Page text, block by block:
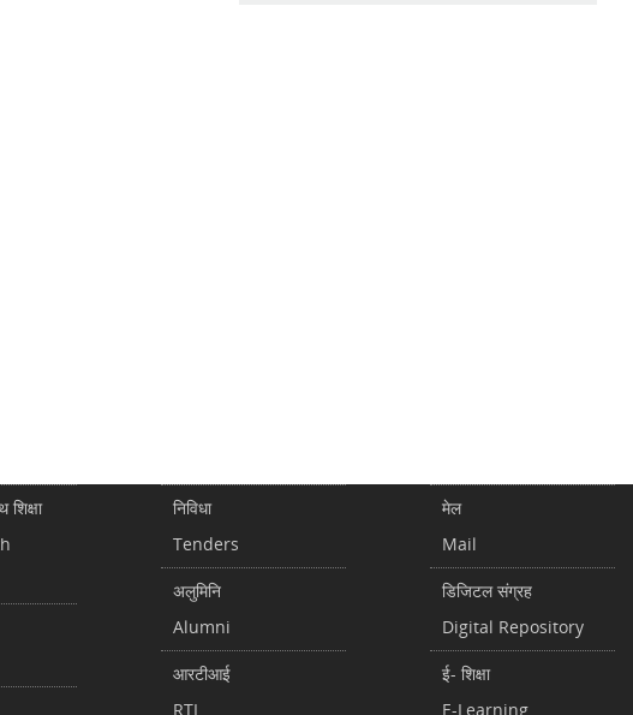
शिक्षा
निविधा
Tenders
अलुमिनि
Alumni
आरटीआई
RTI
मेल
Mail
डिजिटल संग्रह
Digital Repository
ई- शिक्षा
E-Learning